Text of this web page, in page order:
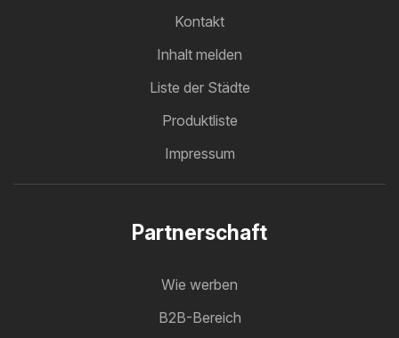
Kontakt
Inhalt melden
Liste der Städte
Produktliste
Impressum
Partnerschaft
Wie werben
B2B-Bereich